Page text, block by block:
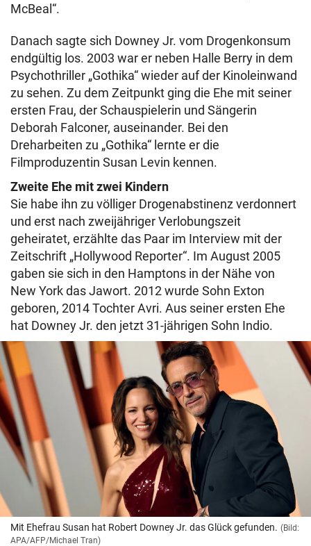
McBeal“.
Danach sagte sich Downey Jr. vom Drogenkonsum
endgültig los. 2003 war er neben Halle Berry in dem
Psychothriller „Gothika“ wieder auf der Kinoleinwand
zu sehen. Zu dem Zeitpunkt ging die Ehe mit seiner
ersten Frau, der Schauspielerin und Sängerin
Deborah Falconer, auseinander. Bei den
Dreharbeiten zu „Gothika“ lernte er die
Filmproduzentin Susan Levin kennen.
Zweite Ehe mit zwei Kindern
Sie habe ihn zu völliger Drogenabstinenz verdonnert
und erst nach zweijähriger Verlobungszeit
geheiratet, erzählte das Paar im Interview mit der
Zeitschrift „Hollywood Reporter“. Im August 2005
gaben sie sich in den Hamptons in der Nähe von
New York das Jawort. 2012 wurde Sohn Exton
geboren, 2014 Tochter Avri. Aus seiner ersten Ehe
hat Downey Jr. den jetzt 31-jährigen Sohn Indio.
Mit Ehefrau Susan hat Robert Downey Jr. das Glück gefunden. (Bild:
APA/AFP/Michael Tran)